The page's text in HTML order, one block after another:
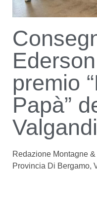
premio
Papà”
Redazione Montagne
Provincia Di Bergamo,